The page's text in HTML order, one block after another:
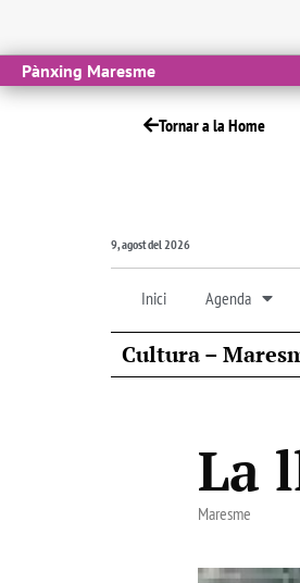
Pànxing Maresme
Tornar a la Home
9, agost del 2026
Inici Agenda
Cultura –
La
Maresme